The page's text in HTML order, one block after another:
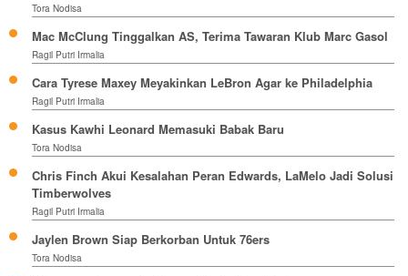
Tora Nodisa
Mac McClung Tinggalkan AS, Terima Tawaran Klub Marc Gasol
Ragil Putri Irmalia
Cara Tyrese Maxey Meyakinkan LeBron Agar ke Philadelphia
Ragil Putri Irmalia
Kasus Kawhi Leonard Memasuki Babak Baru
Tora Nodisa
Chris Finch Akui Kesalahan Peran Edwards, LaMelo Jadi Solusi
Timberwolves
Ragil Putri Irmalia
Jaylen Brown Siap Berkorban Untuk 76ers
Tora Nodisa